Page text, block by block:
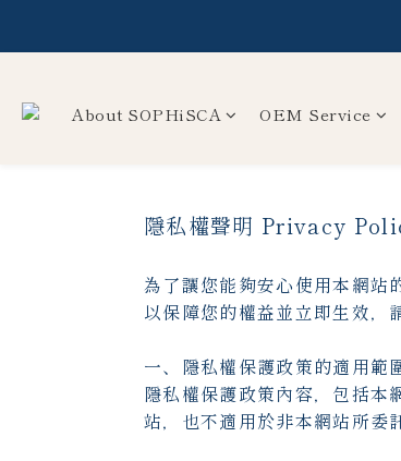
About SOPHiSCA OEM Service
隱私權聲明 Privacy
為了讓您能夠安心使用本網站
以保障您的權益並立即生效，
一、隱私權保護政策的適用範
隱私權保護政策內容，包括本
站，也不適用於非本網站所委